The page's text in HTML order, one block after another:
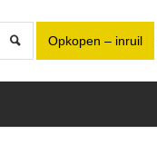
Opkopen – inruil